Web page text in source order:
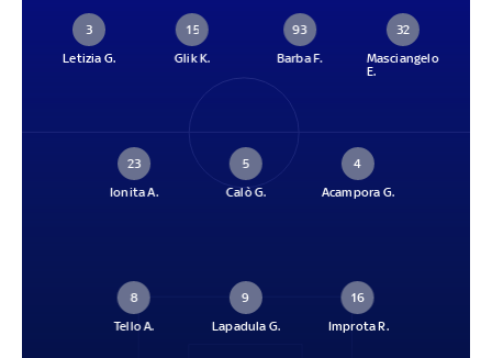
3
Letizia G.
15
Glik K.
93
Barba F.
32
Masciangelo
E.
23
Ionita A.
5
Calò G.
4
Acampora G.
8
Tello A.
9
Lapadula G.
16
Improta R.